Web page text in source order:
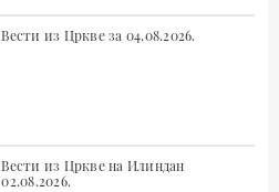
Вести из Цркве за 04.08.2026.
Вести из Цркве на Илиндан
02.08.2026.